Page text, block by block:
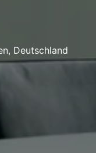
, Deutschland